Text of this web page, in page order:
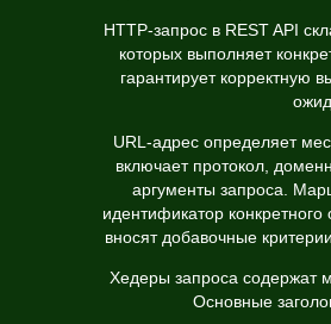
HTTP-запрос в REST API
которых выполняет
гарантирует корректную
URL-адрес определяет
включает протокол,
аргументы запроса.
идентификатор
вносят добавочные
Хедеры запроса содержат
Основные